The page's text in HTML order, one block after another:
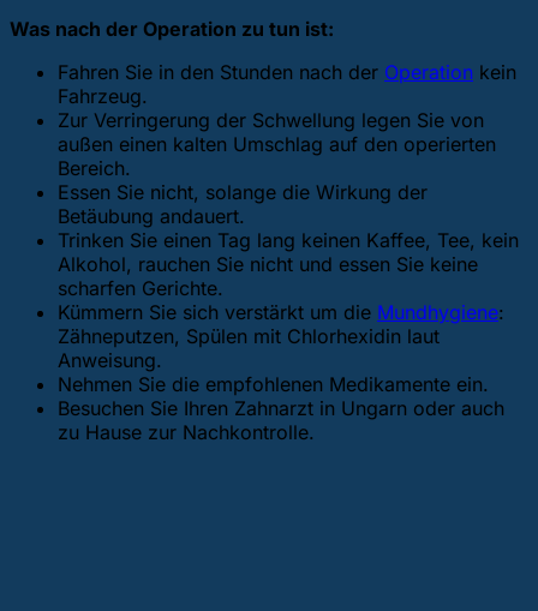
Was nach der Operation zu tun ist:
Fahren Sie in den Stunden nach der Operation kein
Fahrzeug.
Zur Verringerung der Schwellung legen Sie von
außen einen kalten Umschlag auf den operierten
Bereich.
Essen Sie nicht, solange die Wirkung der
Betäubung andauert.
Trinken Sie einen Tag lang keinen Kaffee, Tee, kein
Alkohol, rauchen Sie nicht und essen Sie keine
scharfen Gerichte.
Kümmern Sie sich verstärkt um die Mundhygiene:
Zähneputzen, Spülen mit Chlorhexidin laut
Anweisung.
Nehmen Sie die empfohlenen Medikamente ein.
Besuchen Sie Ihren Zahnarzt in Ungarn oder auch
zu Hause zur Nachkontrolle.